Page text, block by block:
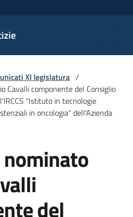
XI legislatura /
Cavalli componente del Consiglio
"Istituto in tecnologie
in oncologia" dell'Azienda
nominato
del